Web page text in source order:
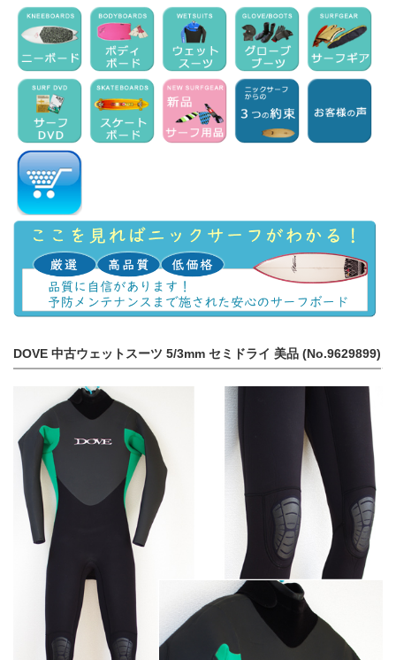
DOVE 中古ウェットスーツ 5/3mm セミドライ 美品 (No.9629899)